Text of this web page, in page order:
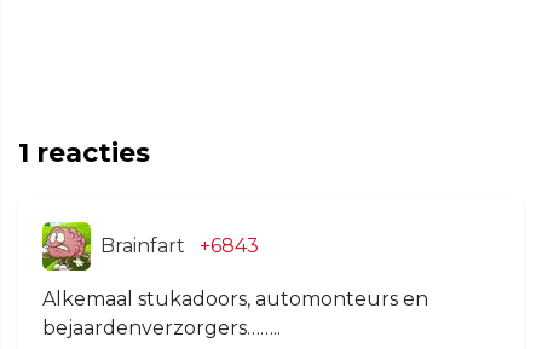
1 reacties
Brainfart +6843
Alkemaal stukadoors, automonteurs en
bejaardenverzorgers……..